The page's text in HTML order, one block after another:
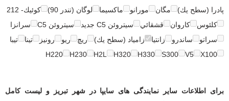
پادرا (سطح يك)
مگان مورانو ماكسيما لوگان (تندر 90)
كوئيك- 212
كلئوس
كاروان قشقائي سيتروئن C5 جديد سيتروئن C5
سرانزا
سراتو
ساندرو زانتيا زامياد (سطح يك) ريچ ريو رونيز تينا
تيبا
X100
V5
S300
H330
H320
H2L
H230
H220
برای اطلاعات سایر نمایندگی های سایپا در شهر تبریز و لیست کامل